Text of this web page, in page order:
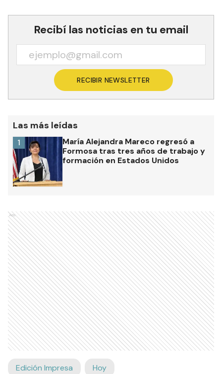
Recibí las noticias en tu email
RECIBIR NEWSLETTER
Las más leídas
María Alejandra Mareco regresó a
Formosa tras tres años de trabajo y
formación en Estados Unidos
1
Ads
Edición Impresa Hoy